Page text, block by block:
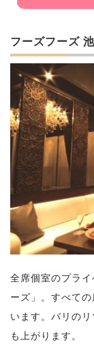
フーズフーズ
全席個室のプラ
ーズ」。すべて
います。バリの
も上がります。